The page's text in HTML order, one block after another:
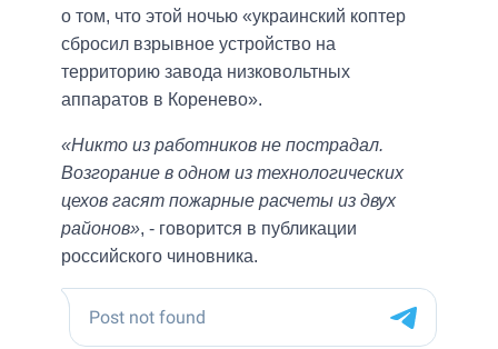
о том, что этой ночью «украинский коптер
сбросил взрывное устройство на
территорию завода низковольтных
аппаратов в Коренево».
«Никто из работников не пострадал.
Возгорание в одном из технологических
цехов гасят пожарные расчеты из двух
районов», - говорится в публикации
российского чиновника.